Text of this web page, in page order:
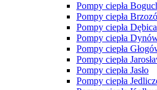
Pompy ciepła
Pompy ciepła
Pompy ciepła Dębica
Pompy ciepła
Pompy ciepła
Pompy ciepła
Pompy ciepła Jasło
Pompy ciepła